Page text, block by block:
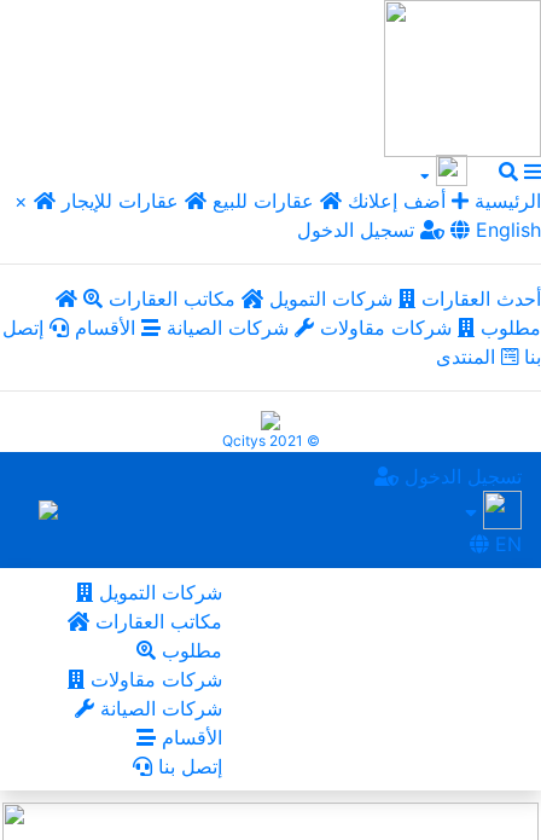
× الرئيسية أضف إعلانك عقارات للبيع
عقارات للإيجار
تسجيل الدخول
English
أحدث العقارات شركات التمويل
مكاتب العقارات
مطلوب
شركات مقاولات شركات الصيانة الأقسام
إتصل
بنا
المنتدى
Qcitys 2021 ©
تسجيل الدخول
EN
شركات التمويل
مكاتب العقارات
مطلوب
شركات مقاولات
شركات الصيانة
الأقسام
إتصل بنا